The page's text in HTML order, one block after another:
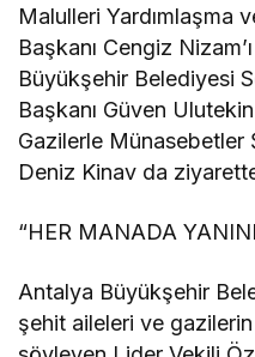
Malulleri Yardımlaşma
Başkanı Cengiz
Büyükşehir Belediyesi
Başkanı Güven
Gazilerle Münasebetler
Deniz Kinav da
“HER MANADA
Antalya Büyükşehir
şehit aileleri ve gazilerin